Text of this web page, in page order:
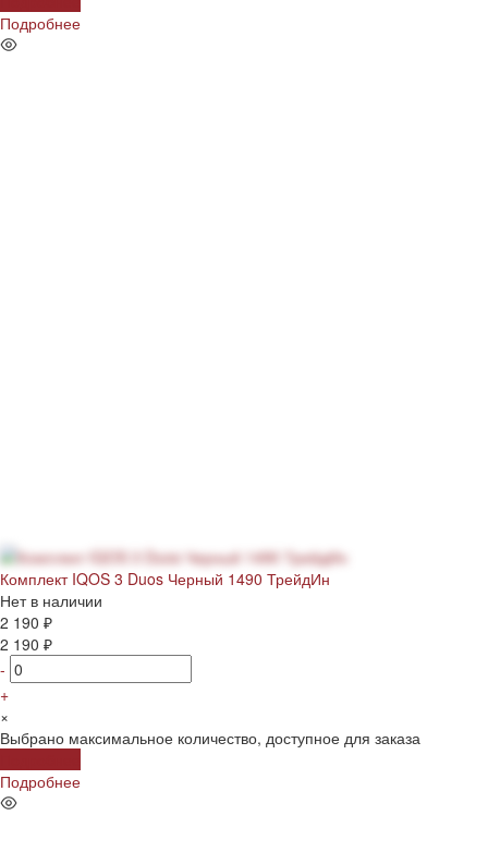
Подробнее
Комплект IQOS 3 Duos Черный 1490 ТрейдИн
Нет в наличии
2 190 ₽
2 190 ₽
-
+
×
Выбрано максимальное количество, доступное для заказа
Подробнее